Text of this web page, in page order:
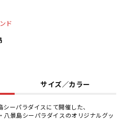
ド
サイズ／カラー
ーパラダイスにて開催した、
景島シーパラダイスのオリジナルグッ